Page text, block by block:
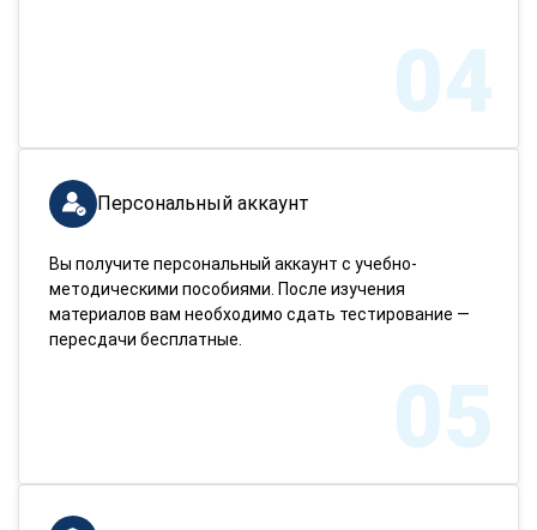
04
Персональный аккаунт
Вы получите персональный аккаунт с учебно-
методическими пособиями. После изучения
материалов вам необходимо сдать тестирование —
пересдачи бесплатные.
05